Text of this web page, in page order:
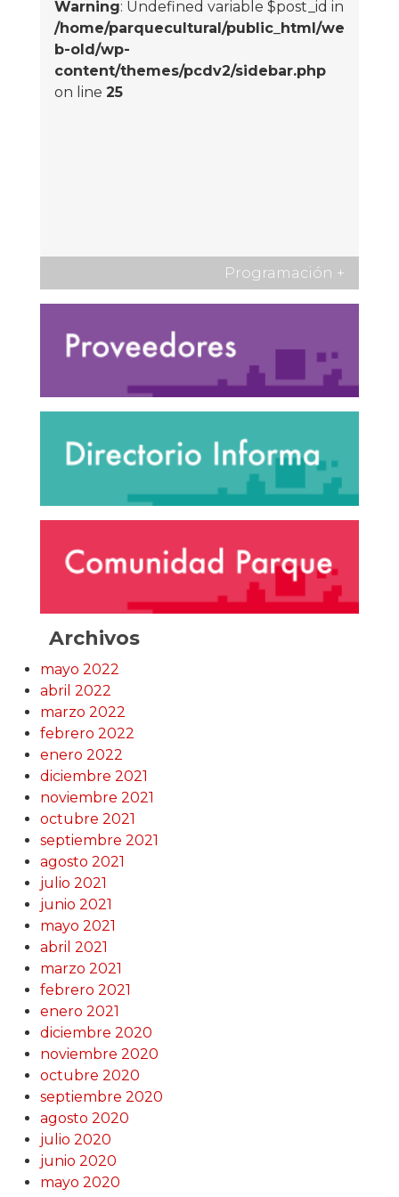
Warning: Undefined variable $post_id in
/home/parquecultural/public_html/we
b-old/wp-
content/themes/pcdv2/sidebar.php
on line 25
Programación +
Archivos
mayo 2022
abril 2022
marzo 2022
febrero 2022
enero 2022
diciembre 2021
noviembre 2021
octubre 2021
septiembre 2021
agosto 2021
julio 2021
junio 2021
mayo 2021
abril 2021
marzo 2021
febrero 2021
enero 2021
diciembre 2020
noviembre 2020
octubre 2020
septiembre 2020
agosto 2020
julio 2020
junio 2020
mayo 2020